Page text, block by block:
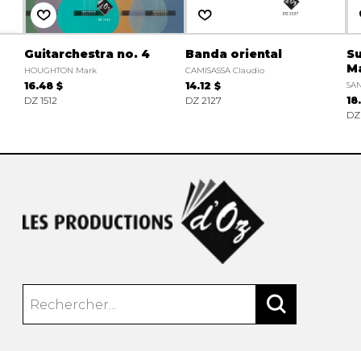
Guitarchestra no. 4
HOUGHTON Mark
16.48 $
DZ 1512
Banda oriental
CAMISASSA Claudio
14.12 $
DZ 2127